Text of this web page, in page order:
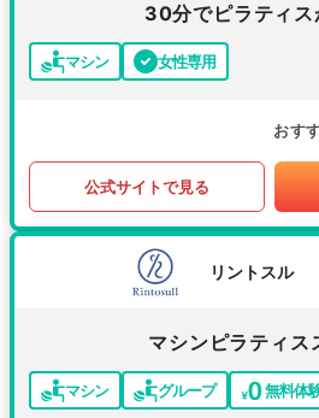
30分でピラティス
マシン 女性専用
おす
公式サイトで見る
リントスル
マシンピラティス
マシン グループ 無料体